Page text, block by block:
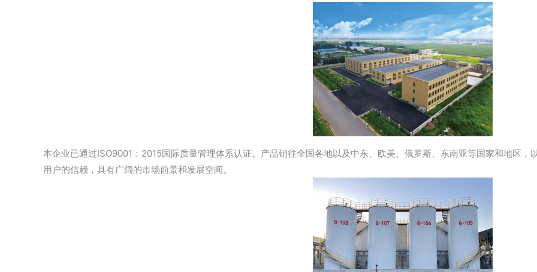
本企业已通过ISO9001：2015国际质量管理体系认证。产品销往全国各地以及中东、欧美、俄罗斯、东南亚等国家和地区
用户的信赖，具有广阔的市场前景和发展空间。